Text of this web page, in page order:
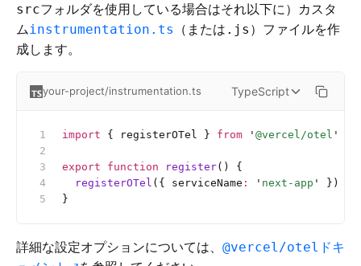
srcフォルダを使用している場合はそれ以下に）カスタ
ムinstrumentation.ts （または .js ）ファイルを作
成します。
your-project/instrumentation.ts TypeScript
import { registerOTel } from ' @vercel/otel '
export function register() {
  registerOTel
({ serviceName : ' next-app '
})
}
詳細な設定オプションについては、 @vercel/otel ドキ